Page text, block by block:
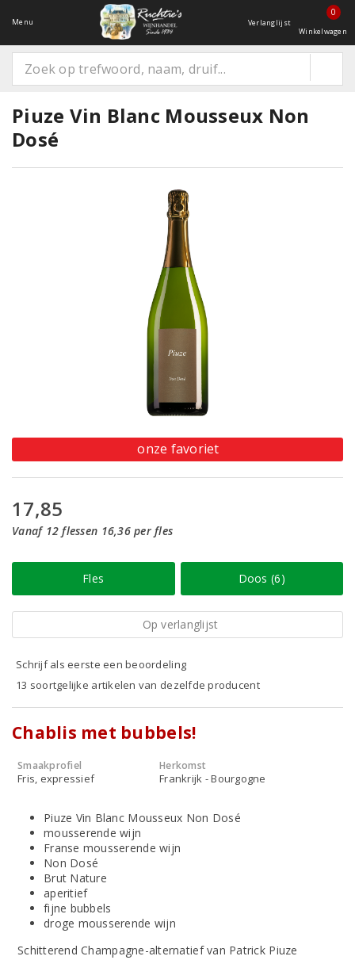
Menu Verlanglijst
0
Winkelwagen
Piuze Vin Blanc Mousseux Non
Dosé
onze favoriet
17,85
Vanaf 12 flessen 16,36 per fles
Fles Doos (6)
Op verlanglijst
Schrijf als eerste een beoordeling
13 soortgelijke artikelen van dezelfde producent
Chablis met bubbels!
Smaakprofiel
Fris, expressief
Herkomst
Frankrijk - Bourgogne
Piuze Vin Blanc Mousseux Non Dosé
mousserende wijn
Franse mousserende wijn
Non Dosé
Brut Nature
aperitief
fijne bubbels
droge mousserende wijn
Schitterend Champagne-alternatief van Patrick Piuze